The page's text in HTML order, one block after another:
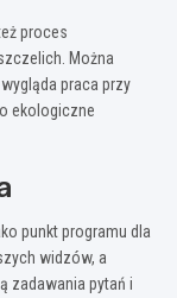
proces
Można
praca przy
ekologiczne
punkt programu dla
widzów, a
zadawania pytań i